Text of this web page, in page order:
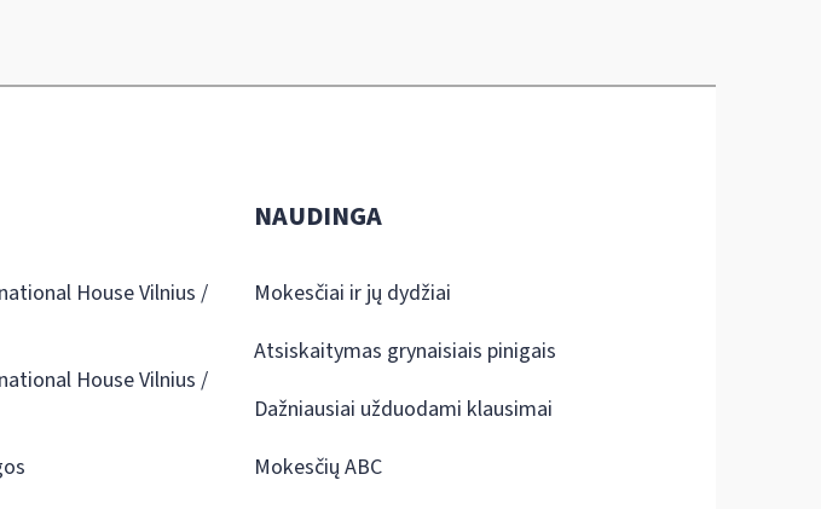
House Vilnius /
House Vilnius /
NAUDINGA
Mokesčiai ir jų dydžiai
Atsiskaitymas grynaisiais pinigais
Dažniausiai užduodami klausimai
Mokesčių ABC